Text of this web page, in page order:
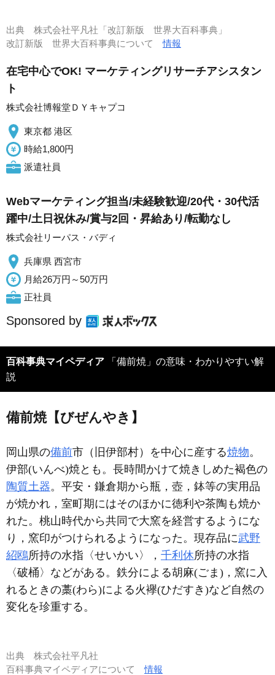
出典 株式会社平凡社「改訂新版 世界大百科事典」
改訂新版 世界大百科事典について情報
在宅中心でOK! マーケティングリサーチアシスタン
ト
株式会社博報堂ＤＹキャプコ
東京都 港区
時給1,800円
派遣社員
Webマーケティング担当/未経験歓迎/20代・30代活
躍中/土日祝休み/賞与2回・昇給あり/転勤なし
株式会社リーパス・バディ
兵庫県 西宮市
月給26万円～50万円
正社員
Sponsored by
百科事典マイペディア
説
備前焼【びぜんやき】
岡山県の備前市（旧伊部村）を中心に産する焼物。
伊部(いんべ)焼とも。長時間かけて焼きしめた褐色の
陶質土器。平安・鎌倉期から瓶，壺，鉢等の実用品
が焼かれ，室町期にはそのほかに徳利や茶陶も焼か
れた。桃山時代から共同で大窯を経営するようにな
り，窯印がつけられるようになった。現存品に武野
紹鴎所持の水指〈せいかい〉， 千利休所持の水指
〈破桶〉などがある。鉄分による胡麻(ごま)，窯に入
れるときの藁(わら)による火襷(ひだすき)など自然の
変化を珍重する。
出典 株式会社平凡社
百科事典マイペディアについて情報